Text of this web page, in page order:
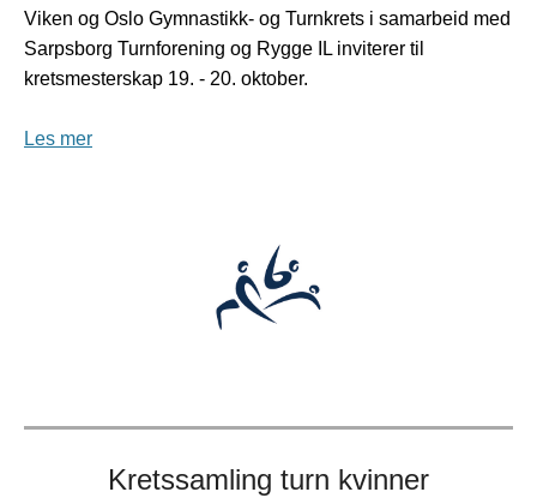
Viken og Oslo Gymnastikk- og Turnkrets i samarbeid med
Sarpsborg Turnforening og Rygge IL inviterer til
kretsmesterskap 19. - 20. oktober.
Les mer
Kretssamling turn kvinner